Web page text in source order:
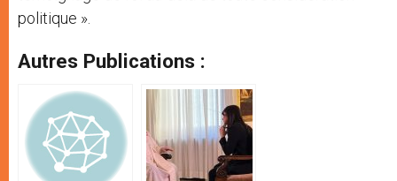
politique ».
Autres Publications :